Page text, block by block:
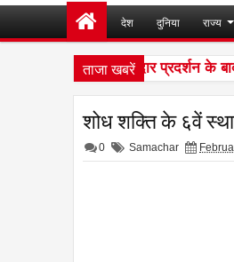
देश दुनिया राज्य
ताजा खबरें
की दुनिया में शानदार प्रदर्शन के बाद
शोध शक्ति के ६वें
0 Samachar